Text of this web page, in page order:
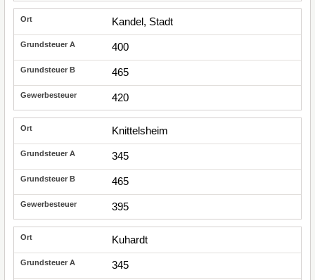
Kandel, Stadt
400
465
420
Knittelsheim
345
465
395
Kuhardt
345